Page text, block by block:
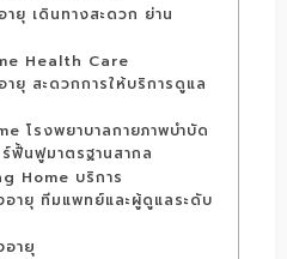
ยุ เดินทางสะดวก ย่าน
Health Care
ยุ สะดวกการให้บริการดูแล
โรงพยาบาลกายภาพบำบัด
ฟื้นฟูมาตรฐานสากล
Home บริการ
อายุ ทีมแพทย์และผู้ดูแลระดับ
ายุ